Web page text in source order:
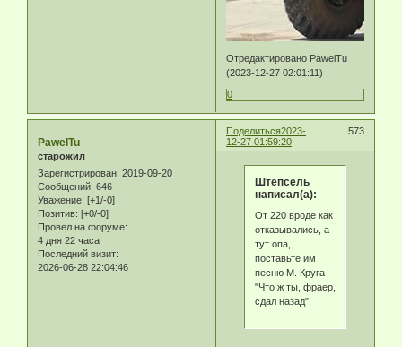
Отредактировано PawelTu
(2023-12-27 02:01:11)
0
Поделиться 573
2023-
12-27 01:59:20
PawelTu
старожил
Зарегистрирован: 2019-09-20
Сообщений: 646
Уважение: [+1/-0]
Позитив: [+0/-0]
Провел на форуме:
4 дня 22 часа
Последний визит:
2026-06-28 22:04:46
Штепсель
написал(а):
От 220 вроде как
отказывались, а
тут опа,
поставьте им
песню М. Круга
"Что ж ты, фраер,
сдал назад".